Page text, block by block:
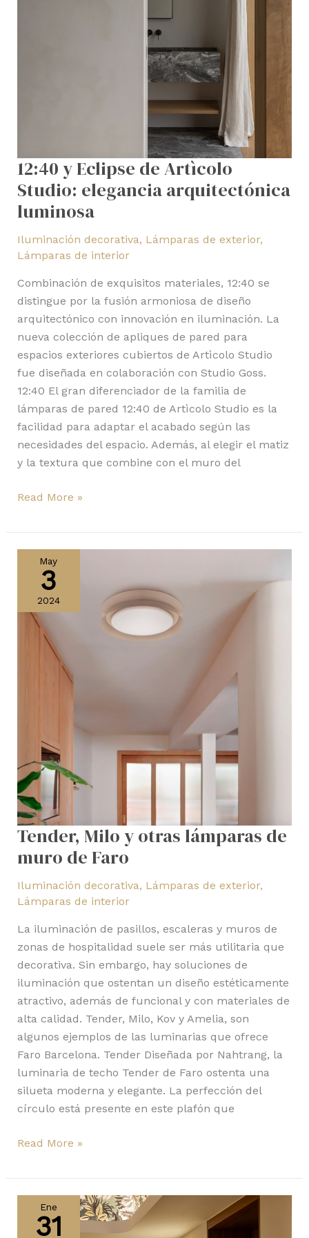
12:40 y Eclipse de Artìcolo
Studio: elegancia arquitectónica
luminosa
Iluminación decorativa, Lámparas de exterior,
Lámparas de interior
Combinación de exquisitos materiales, 12:40 se
distingue por la fusión armoniosa de diseño
arquitectónico con innovación en iluminación. La
nueva colección de apliques de pared para
espacios exteriores cubiertos de Artìcolo Studio
fue diseñada en colaboración con Studio Goss.
12:40 El gran diferenciador de la familia de
lámparas de pared 12:40 de Artìcolo Studio es la
facilidad para adaptar el acabado según las
necesidades del espacio. Además, al elegir el matiz
y la textura que combine con el muro del
Read More »
May
3
2024
Tender, Milo y otras lámparas de
muro de Faro
Iluminación decorativa, Lámparas de exterior,
Lámparas de interior
La iluminación de pasillos, escaleras y muros de
zonas de hospitalidad suele ser más utilitaria que
decorativa. Sin embargo, hay soluciones de
iluminación que ostentan un diseño estéticamente
atractivo, además de funcional y con materiales de
alta calidad. Tender, Milo, Kov y Amelia, son
algunos ejemplos de las luminarias que ofrece
Faro Barcelona. Tender Diseñada por Nahtrang, la
luminaria de techo Tender de Faro ostenta una
silueta moderna y elegante. La perfección del
círculo está presente en este plafón que
otras
lámparas
Read More »
Ene
31
Frame,
Gada